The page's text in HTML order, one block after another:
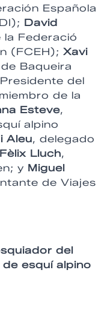
Española
David
la Federació
(FCEH); Xavi
Baqueira
del
de la
Esteve,
alpino
Aleu, delegado
Fèlix Lluch,
y Miguel
de Viajes
del
esquí alpino